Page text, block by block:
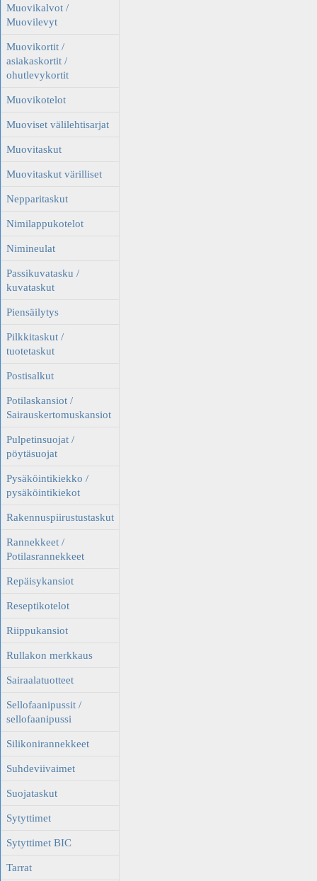
Muovikalvot /
Muovilevyt
Muovikortit /
asiakaskortit /
ohutlevykortit
Muovikotelot
Muoviset välilehtisarjat
Muovitaskut
Muovitaskut värilliset
Nepparitaskut
Nimilappukotelot
Nimineulat
Passikuvatasku /
kuvataskut
Piensäilytys
Pilkkitaskut /
tuotetaskut
Postisalkut
Potilaskansiot /
Sairauskertomuskansiot
Pulpetinsuojat /
pöytäsuojat
Pysäköintikiekko /
pysäköintikiekot
Rakennuspiirustustaskut
Rannekkeet /
Potilasrannekkeet
Repäisykansiot
Reseptikotelot
Riippukansiot
Rullakon merkkaus
Sairaalatuotteet
Sellofaanipussit /
sellofaanipussi
Silikonirannekkeet
Suhdeviivaimet
Suojataskut
Sytyttimet
Sytyttimet BIC
Tarrat